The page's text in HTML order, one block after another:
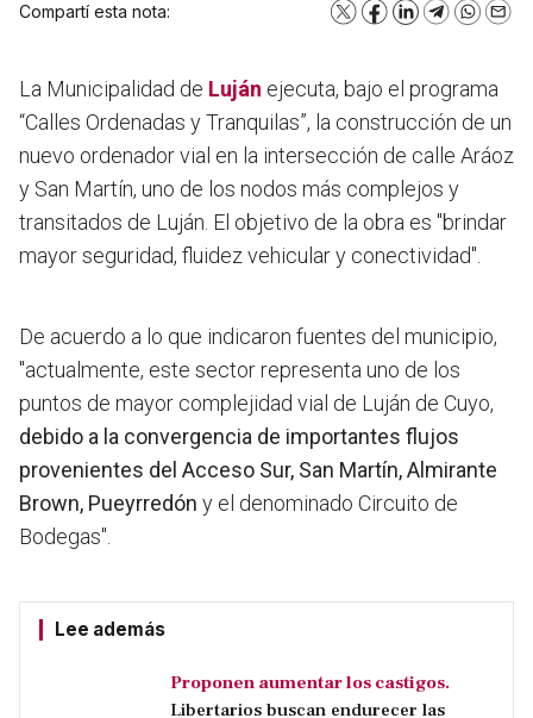
Compartí esta nota: X Facebook
LinkedInTelegram
La Municipalidad de Luján ejecuta, bajo el programa
“Calles Ordenadas y Tranquilas”, la construcción de un
nuevo ordenador vial en la intersección de calle Aráoz
y San Martín, uno de los nodos más complejos y
transitados de Luján. El objetivo de la obra es "brindar
mayor seguridad, fluidez vehicular y conectividad".
De acuerdo a lo que indicaron fuentes del municipio,
"actualmente, este sector representa uno de los
puntos de mayor complejidad vial de Luján de Cuyo,
debido a la convergencia de importantes flujos
provenientes del Acceso Sur, San Martín, Almirante
Brown, Pueyrredón y el denominado Circuito de
Bodegas".
Lee además
Proponen aumentar los castigos.
Libertarios buscan endurecer las